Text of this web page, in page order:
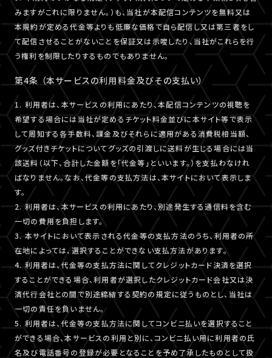
みますがこれに限りません。）も、当社が本配信コンテンツを無料又は
本規約が定める代金等よりも低廉な価格で自ら配信し又は第三者をし
て配信させることがないことを保証又は示唆したり、当社がこれらを行
う権利を制限したりするものでもありません。
第4条 （本サービスの利用料金及びその支払い）
1. 利用者は、本サービスの利用にあたり、本配信コンテンツの視聴を
希望する場合には当社が定めるチケット料金並びに本サイト等で表示
して周知する各手数料、課金及びそれらに適用がある消費税相当額、
グッズ付きチケットについてグッズの引渡しに送料が生じる場合には当
該送料（以下、合計した金額を「代金等」といいます。）を支払わなけれ
ばなりません。なお、代金等の支払方法は、本サイトにおいて表示しま
す。
2. 利用者は、本サービスの利用にあたり、別途発生する通信料を含む
一切の費用を負担します。
3. 本サイトにおいて表示される代金等の支払方法のうち、利用者の所
在地によっては、選択することができない支払方法があります。
4. 利用者は、代金等の支払方法に関してクレジットカード決済を選択
することができる場合、利用者が選択したクレジットカード会社又は決
済代行会社との間で別途締結する契約の規定に従うものとし、当社は
一切の責任を負いません。
5. 利用者は、代金等の支払方法に関してコンビニ払いを選択すること
ができる場合、本サービスの利用と別に、コンビニ払い用に利用者の氏
名及び電話番号の登録が必要となることを予め了承したものとして扱